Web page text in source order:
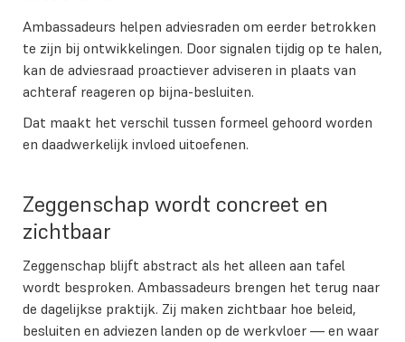
Ambassadeurs helpen adviesraden om eerder betrokken
te zijn bij ontwikkelingen. Door signalen tijdig op te halen,
kan de adviesraad proactiever adviseren in plaats van
achteraf reageren op bijna-besluiten.
Dat maakt het verschil tussen formeel gehoord worden
en daadwerkelijk invloed uitoefenen.
Zeggenschap wordt concreet en
zichtbaar
Zeggenschap blijft abstract als het alleen aan tafel
wordt besproken. Ambassadeurs brengen het terug naar
de dagelijkse praktijk. Zij maken zichtbaar hoe beleid,
besluiten en adviezen landen op de werkvloer — en waar